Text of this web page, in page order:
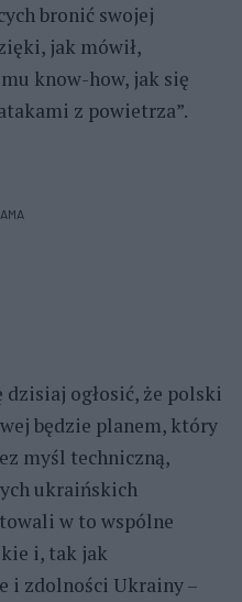
bronić swojej
jak mówił,
know-how, jak się
z powietrza”.
ogłosić, że polski
będzie planem, który
myśl techniczną,
ukraińskich
w to wspólne
i, tak jak
i zdolności Ukrainy –